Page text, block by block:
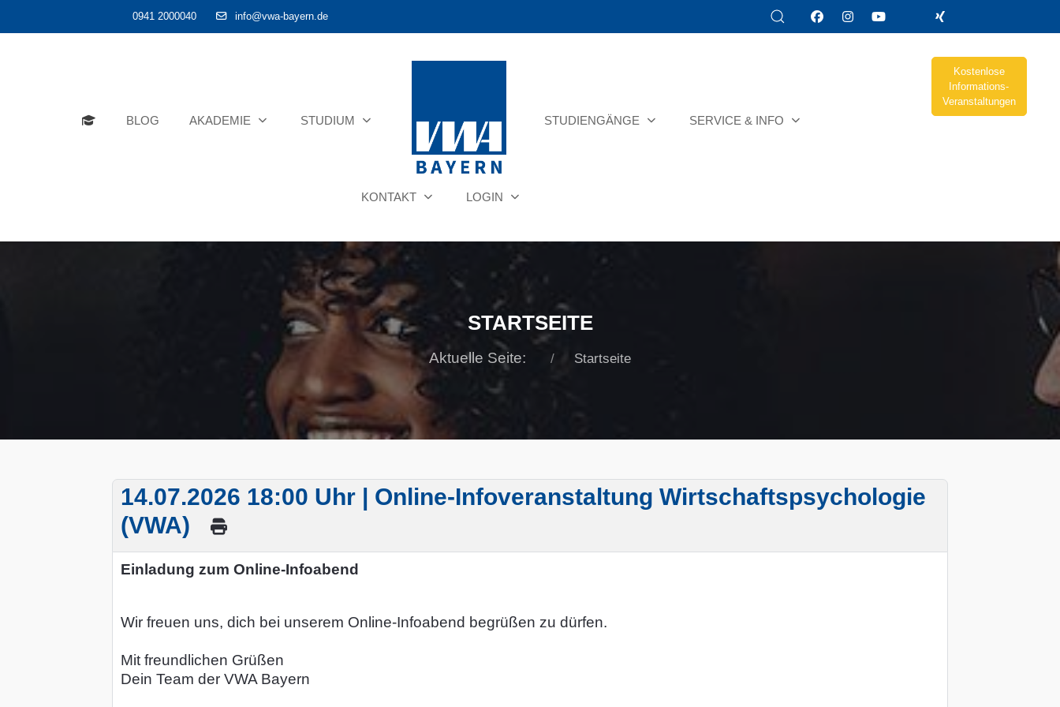
0941 2000040 info@vwa-bayern.de
BLOG AKADEMIE STUDIUM STUDIENGÄNGE SERVICE & INFO
KONTAKT LOGIN
Kostenlose
Informations-
Veranstaltungen
STARTSEITE
Aktuelle Seite: Startseite
14.07.2026 18:00 Uhr | Online-Infoveranstaltung Wirtschaftspsychologie
(VWA)
Einladung zum Online-Infoabend
Wir freuen uns, dich bei unserem Online-Infoabend begrüßen zu dürfen.
Mit freundlichen Grüßen
Dein Team der VWA Bayern